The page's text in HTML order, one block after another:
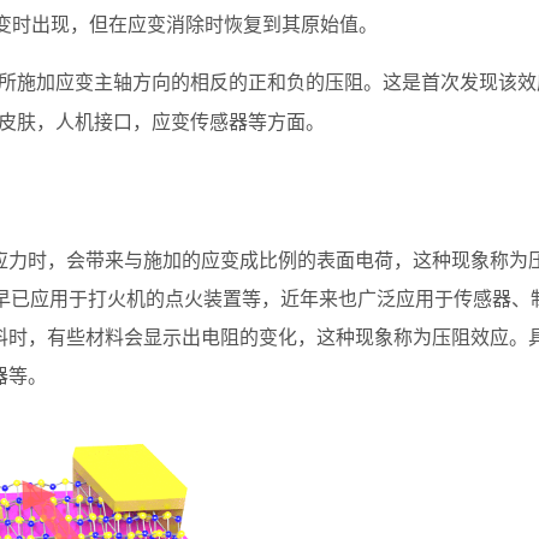
出现，但在应变消除时恢复到其原始值。
施加应变主轴方向的相反的正和负的压阻。这是首次发现该
肤，人机接口，应变传感器等方面。
时，会带来与施加的应变成比例的表面电荷，这种现象称为
应用于打火机的点火装置等，近年来也广泛应用于传感器、
，有些材料会显示出电阻的变化，这种现象称为压阻效应。
。